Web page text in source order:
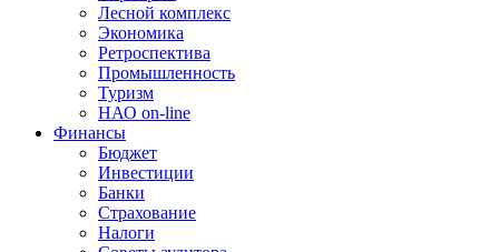
Лесной комплекс
Экономика
Ретроспектива
Промышленность
Туризм
НАО on-line
Финансы
Бюджет
Инвестиции
Банки
Страхование
Налоги